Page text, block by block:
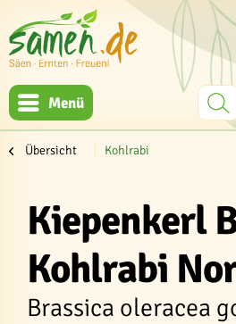
Menü
Übersicht Kohlrabi
Kiepenkerl
Kohlrabi
Brassica oleracea